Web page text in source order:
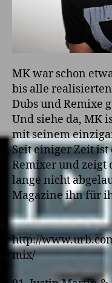
MK war schon
bis alle
Dubs und Remixe
Und siehe da, MK
mit seinem
Seit einiger Zeit
Remixer und zeigt
lange nicht
Magazine ihn für
http://
mix/